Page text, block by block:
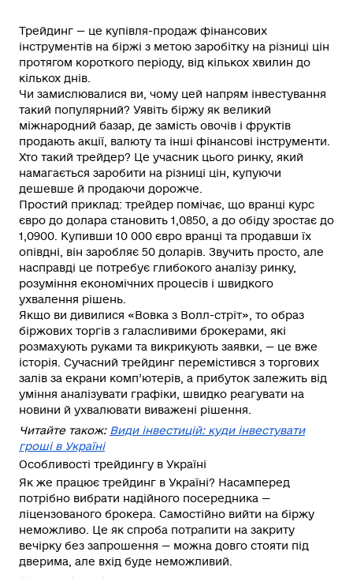
Трейдинг — це купівля-продаж фінансових
інструментів на біржі з метою заробітку на різниці цін
протягом короткого періоду, від кількох хвилин до
кількох днів.
Чи замислювалися ви, чому цей напрям інвестування
такий популярний? Уявіть біржу як великий
міжнародний базар, де замість овочів і фруктів
продають акції, валюту та інші фінансові інструменти.
Хто такий трейдер? Це учасник цього ринку, який
намагається заробити на різниці цін, купуючи
дешевше й продаючи дорожче.
Простий приклад: трейдер помічає, що вранці курс
євро до долара становить 1,0850, а до обіду зростає до
1,0900. Купивши 10 000 євро вранці та продавши їх
опівдні, він заробляє 50 доларів. Звучить просто, але
насправді це потребує глибокого аналізу ринку,
розуміння економічних процесів і швидкого
ухвалення рішень.
Якщо ви дивилися «Вовка з Волл-стріт», то образ
біржових торгів з галасливими брокерами, які
розмахують руками та викрикують заявки, — це вже
історія. Сучасний трейдинг перемістився з торгових
залів за екрани комп’ютерів, а прибуток залежить від
уміння аналізувати графіки, швидко реагувати на
новини й ухвалювати виважені рішення.
Читайте також: Види інвестицій: куди інвестувати
гроші в Україні
Особливості трейдингу в Україні
Як же працює трейдинг в Україні? Насамперед
потрібно вибрати надійного посередника —
ліцензованого брокера. Самостійно вийти на біржу
неможливо. Це як спроба потрапити на закриту
вечірку без запрошення — можна довго стояти під
дверима, але вхід буде неможливий.